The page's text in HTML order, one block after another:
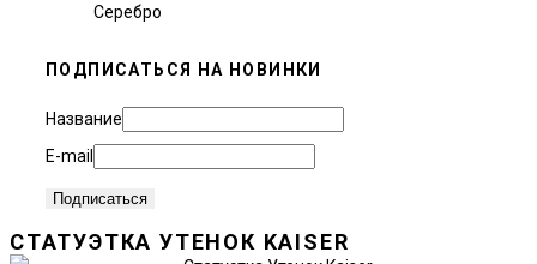
Серебро
ПОДПИСАТЬСЯ НА НОВИНКИ
Название
E-mail
СТАТУЭТКА УТЕНОК KAISER